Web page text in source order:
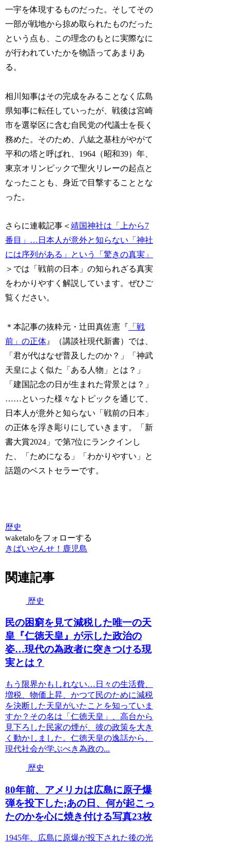
一宇を体現するものだった。そしてその
一部が戦地から掠め取られたものだった
という点も、この理念のもとに実際なに
が行われていたかを物語ってあまりあ
る。
相川知事はその完成をみることなく広島
県知事に転任していったが、戦後は宮崎
市を選挙区に含む自民党の代議士を長く
務めた。そのため、八紘之基柱がやがて
平和の塔と呼ばれ、1964（昭和39）年、
東京オリンピックで聖火リレーの起点と
なったことも、身近で目撃することとな
った。
さらに連載記事＜靖国神社は「上から7
番目」…日本人が意外と知らない「神社
には序列がある」という「驚きの真実」
＞では「戦前の日本」の知られざる真実
をわかりやすく解説しています。ぜひご
覧ください。
＊本記事の抜粋元・辻田真佐憲『 「戦
前」の正体 』（講談社現代新書）では、
「君が代はなぜ普及したのか？」「神武
天皇によく似た「ある人物」とは？」
「建国記念の日が生まれた背景とは？」
……といった様々なトピックを通じて、
日本人が意外と知らない「戦前の日本」
の正体を浮き彫りにしていきます。「新
書大賞2024」で第7位にランクインし
た、「ためになる」「わかりやすい」と
話題のベストセラーです。
歴史
waketaloをフォローする
きばいやんせ！鹿児島
関連記事
歴史
民の困窮を見て減税した唯一の天
皇『仁徳天皇』が示した政治の
姿…現代の為政者に突きつける現
実とは？
もう限界かもしれない…日々の生活費、
増税、物価上昇、かつて民のために減税
を決断した天皇がいたことを知っていま
すか？その名は「仁徳天皇」、高台から
見下ろした民家の煙が、彼の政策を大き
く動かしました。仁徳天皇の逸話から、
現代社会が学ぶべき為政の...
歴史
80年前、アメリカは広島に原子爆
弾を投下した;あの日、何が起こっ
たのかを心に焼き付ける写真23枚
1945年、広島に原爆が投下された後の光